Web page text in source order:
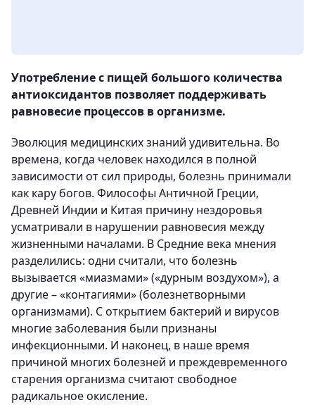
Употребление с пищей большого количества
антиоксидантов позволяет поддерживать
равновесие процессов в организме.
Эволюция медицинских знаний удивительна. Во
времена, когда человек находился в полной
зависимости от сил природы, болезнь принимали
как кару богов. Философы Античной Греции,
Древней Индии и Китая причину нездоровья
усматривали в нарушении равновесия между
жизненными началами. В Средние века мнения
разделились: одни считали, что болезнь
вызывается «миазмами» («дурным воздухом»), а
другие – «контагиями» (болезнетворными
организмами). С открытием бактерий и вирусов
многие заболевания были признаны
инфекционными. И наконец, в наше время
причиной многих болезней и преждевременного
старения организма считают свободное
радикальное окисление.